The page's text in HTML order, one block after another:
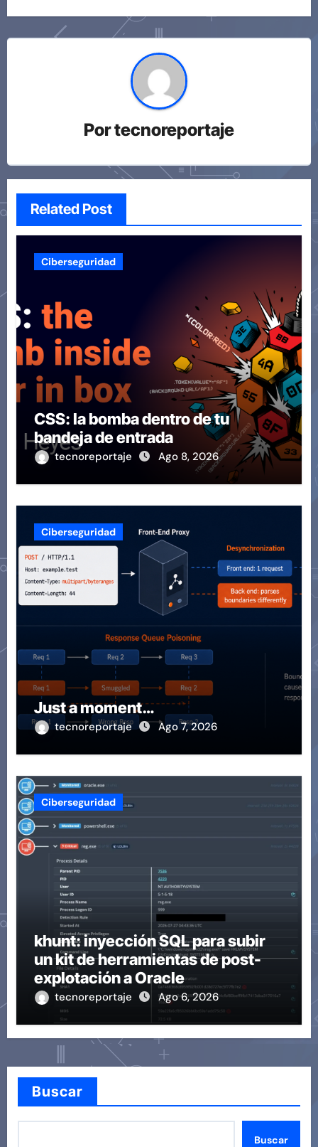
Portecnoreportaje
Related Post
Ciberseguridad
CSS: la bomba dentro de tu
bandeja de entrada
tecnoreportaje Ago 8, 2026
Ciberseguridad
Just a moment…
tecnoreportaje Ago 7, 2026
Ciberseguridad
khunt: inyección SQL para subir
un kit de herramientas de post-
explotación a Oracle
tecnoreportaje Ago 6, 2026
Buscar
Buscar